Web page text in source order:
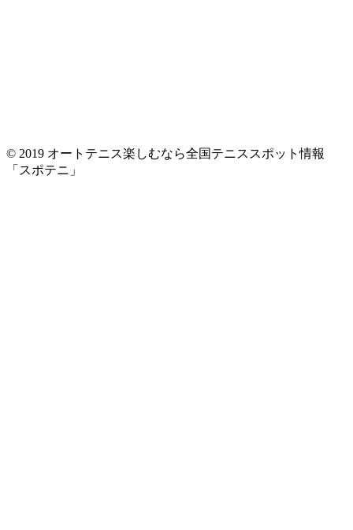
© 2019 オートテニス楽しむなら全国テニススポット情報
「スポテニ」